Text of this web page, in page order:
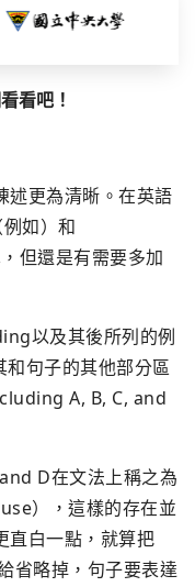
看吧！
述更為清晰。在英語
如）和
但還是有需要多加
以及其後所列的例
句子的其他部分區
A, B, C, and
D在文法上稱之為
），這樣的存在並
直白一點，就算把
略掉，句子要表達